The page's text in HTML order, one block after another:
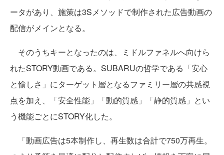
ータがあり、施策は3Sメソッドで制作された広告動画の
配信がメインとなる。
そのうちキーとなったのは、ミドルファネルへ向けら
れたSTORY動画である。SUBARUの哲学である「安心
と愉しさ」にターゲット層となるファミリー層の共感視
点を加え、「安全性能」「動的質感」「静的質感」とい
う機能ごとにSTORY化した。
「動画広告は5本制作し、再生数は合計で750万再生。